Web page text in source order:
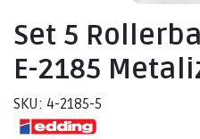
Set 5
E-2185
SKU: 4-2185-5